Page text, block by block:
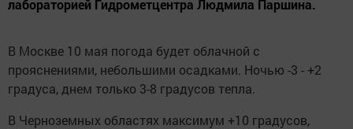
лабораторией Гидрометцентра Людмила Паршина.
В Москве 10 мая погода будет облачной с
прояснениями, небольшими осадками. Ночью -3 - +2
градуса, днем только 3-8 градусов тепла.
В Черноземных областях максимум +10 градусов,